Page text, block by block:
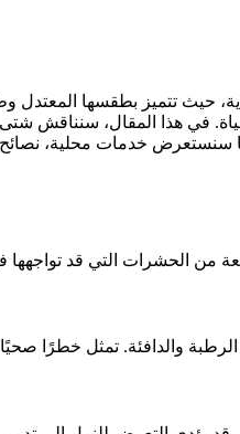
حيث تتميز بطقسها المعتدل
في هذا المقال، سنناقش
كما سنستعرض خدمات محلية،
من الحشرات التي قد تواجهها
والدافئة. تمثل خطرًا